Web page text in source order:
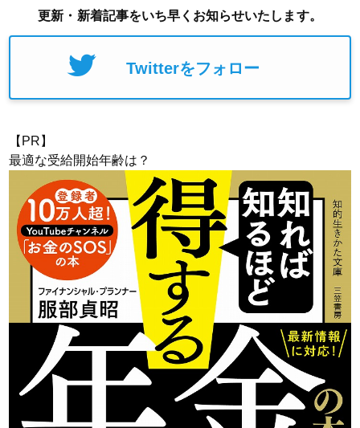
更新・新着記事をいち早くお知らせいたします。
Twitterをフォロー
【PR】
最適な受給開始年齢は？